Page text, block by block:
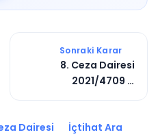
Sonraki Karar
8. Ceza Dairesi
2021/4709 E.
Dairesi İçtihat Ara